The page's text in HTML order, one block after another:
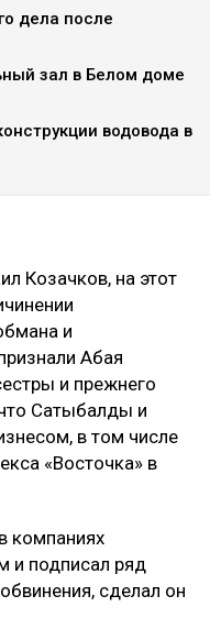
дела после
зал в Белом доме
водовода в
Козачков, на этот
и
Абая
и прежнего
Сатыбалды и
в том числе
«Восточка» в
компаниях
и подписал ряд
сделал он